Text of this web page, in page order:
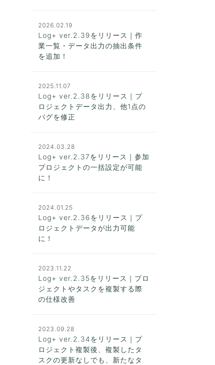
2026.02.19
Log+ ver.2.39をリリース｜作
業一覧・データ出力の抽出条件
を追加！
2025.11.07
Log+ ver.2.38をリリース｜プ
ロジェクトデータ出力、他1点の
バグを修正
2024.03.28
Log+ ver.2.37をリリース｜参加
プロジェクトの一括設定が可能
に！
2024.01.25
Log+ ver.2.36をリリース｜プ
ロジェクトデータが出力可能
に！
2023.11.22
Log+ ver.2.35をリリース｜プロ
ジェクトやタスクを複製する際
の仕様改善
2023.09.28
Log+ ver.2.34をリリース｜プ
ロジェクト複製後、複製したタ
スクの更新なしでも、新たなタ